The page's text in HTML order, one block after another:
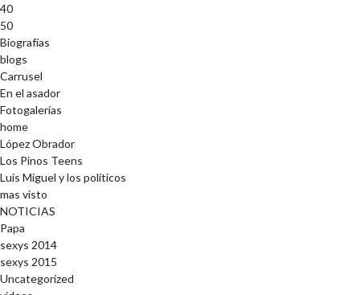
40
50
Biografías
blogs
Carrusel
En el asador
Fotogalerías
home
López Obrador
Los Pinos Teens
Luis Miguel y los políticos
mas visto
NOTICIAS
Papa
sexys 2014
sexys 2015
Uncategorized